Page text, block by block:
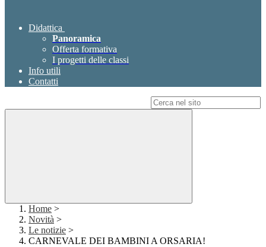
Didattica
Panoramica
Offerta formativa
I progetti delle classi
Info utili
Contatti
Home >
Novità >
Le notizie >
CARNEVALE DEI BAMBINI A ORSARIA!